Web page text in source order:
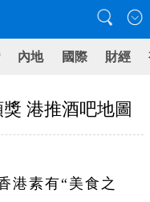
內地 國際 財經
港推酒吧地圖
港素有“美食之